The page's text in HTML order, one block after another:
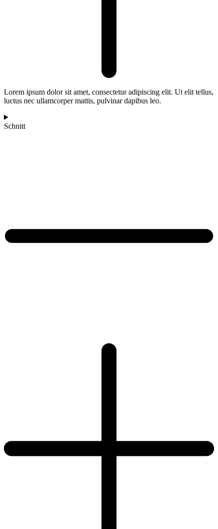
Lorem ipsum dolor sit amet, consectetur adipiscing elit. Ut elit tellus,
luctus nec ullamcorper mattis, pulvinar dapibus leo.
Schnitt